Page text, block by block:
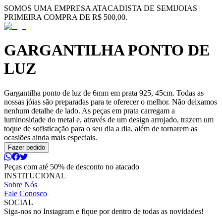
SOMOS UMA EMPRESA ATACADISTA DE SEMIJOIAS |
PRIMEIRA COMPRA DE R$ 500,00.
GARGANTILHA PONTO DE
LUZ
Gargantilha ponto de luz de 6mm em prata 925, 45cm. Todas as
nossas jóias são preparadas para te oferecer o melhor. Não deixamos
nenhum detalhe de lado. As peças em prata carregam a
luminosidade do metal e, através de um design arrojado, trazem um
toque de sofisticação para o seu dia a dia, além de tornarem as
ocasiões ainda mais especiais.
Fazer pedido
Peças com até 50% de desconto no atacado
INSTITUCIONAL
Sobre Nós
Fale Conosco
SOCIAL
Siga-nos no Instagram e fique por dentro de todas as novidades!